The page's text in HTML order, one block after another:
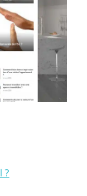
?